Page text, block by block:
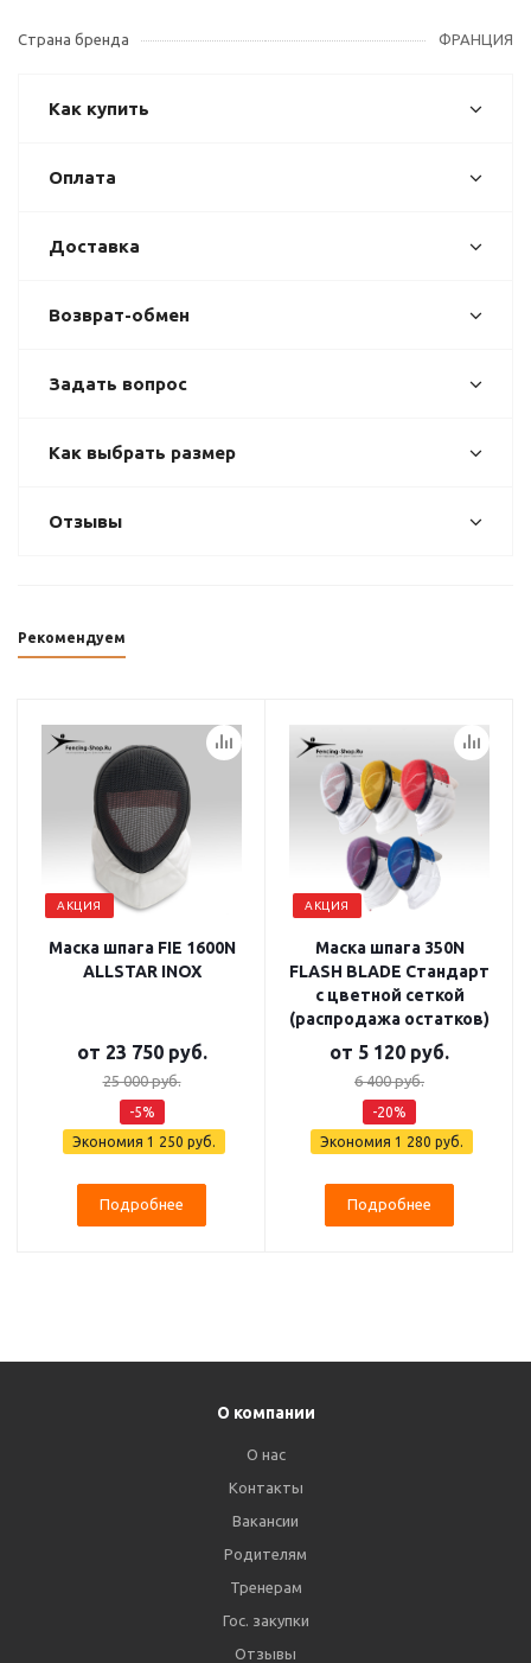
Страна бренда ФРАНЦИЯ
Как купить
Оплата
Доставка
Возврат-обмен
Задать вопрос
Как выбрать размер
Отзывы
Рекомендуем
АКЦИЯ
Маска шпага FIE 1600N
ALLSTAR INOX
от 23 750 руб.
25 000 руб.
-5%
Экономия 1 250 руб.
Подробнее
АКЦИЯ
Маска шпага 350N
FLASH BLADE Стандарт
с цветной сеткой
(распродажа остатков)
от 5 120 руб.
6 400 руб.
-20%
Экономия 1 280 руб.
Подробнее
О компании
О нас
Контакты
Вакансии
Родителям
Тренерам
Гос. закупки
Отзывы